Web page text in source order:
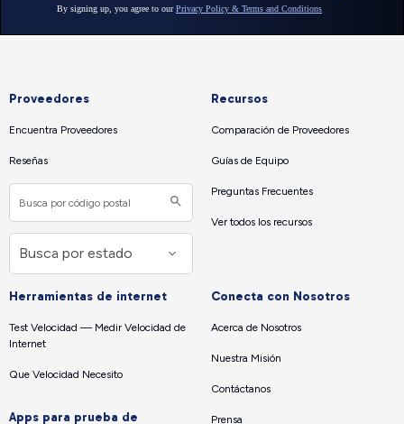
Proveedores
Encuentra Proveedores
Reseñas
Recursos
Comparación de Proveedores
Guías de Equipo
Preguntas Frecuentes
Ver todos los recursos
Herramientas de internet
Test Velocidad — Medir Velocidad de
Internet
Que Velocidad Necesito
Apps para prueba de
Conecta con Nosotros
Acerca de Nosotros
Nuestra Misión
Contáctanos
Prensa